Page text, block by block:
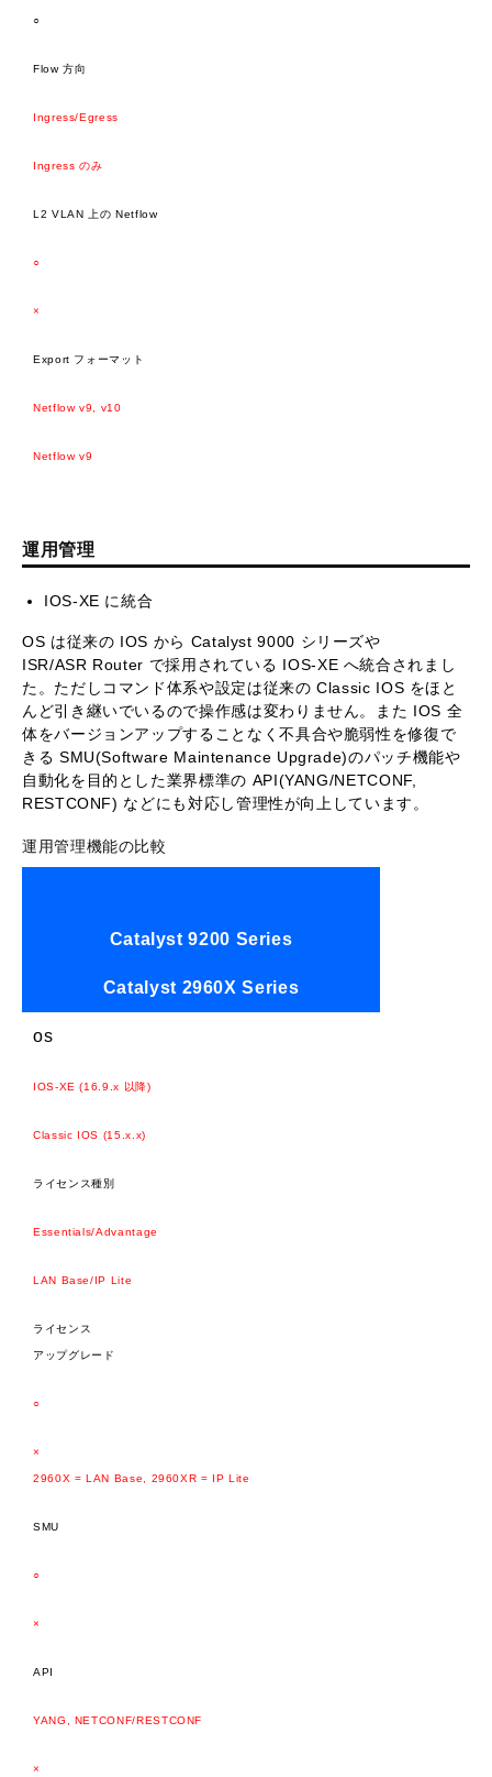
○
Flow 方向
Ingress/Egress
​​​​Ingress のみ
L2 VLAN 上の Netflow
○
×
Export フォーマット
Netflow v9, v10
Netflow v9
運用管理
IOS-XE に統合
OS は従来の IOS から Catalyst 9000 シリーズや
ISR/ASR Router で採用されている IOS-XE へ統合されまし
た。ただしコマンド体系や設定は従来の Classic IOS をほと
んど引き継いでいるので操作感は変わりません。また IOS 全
体をバージョンアップすることなく不具合や脆弱性を修復で
きる SMU(Software Maintenance Upgrade)のパッチ機能や
自動化を目的とした業界標準の API(YANG/NETCONF,
RESTCONF) などにも対応し管理性が向上しています。
運用管理機能の比較
Catalyst 9200 Series
Catalyst 2960X Series
os
IOS-XE (16.9.x 以降)
Classic IOS (15.x.x)
ライセンス種別
Essentials/Advantage
​​​​LAN Base/IP Lite
ライセンス
アップグレード
○
×
2960X = LAN Base, 2960XR = IP Lite
SMU
○
×
API
YANG, NETCONF/RESTCONF
×